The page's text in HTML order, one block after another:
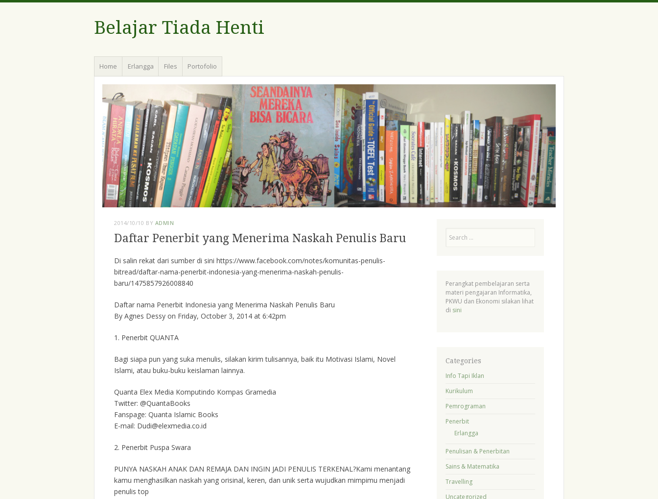
Belajar Tiada Henti
Menu
Skip
to
content
Home Erlangga Files Portofolio
2014/10/10 BY ADMIN
Daftar Penerbit yang Menerima Naskah Penulis Baru
Di salin rekat dari sumber di sini https://www.facebook.com/notes/komunitas-penulis-
bitread/daftar-nama-penerbit-indonesia-yang-menerima-naskah-penulis-
baru/1475857926008840
Daftar nama Penerbit Indonesia yang Menerima Naskah Penulis Baru
By Agnes Dessy on Friday, October 3, 2014 at 6:42pm
1. Penerbit QUANTA
Bagi siapa pun yang suka menulis, silakan kirim tulisannya, baik itu Motivasi Islami, Novel
Islami, atau buku-buku keislaman lainnya.
Quanta Elex Media Komputindo Kompas Gramedia
Twitter: @QuantaBooks
Fanspage: Quanta Islamic Books
E-mail: Dudi@elexmedia.co.id
2. Penerbit Puspa Swara
PUNYA NASKAH ANAK DAN REMAJA DAN INGIN JADI PENULIS TERKENAL?Kami menantang
kamu menghasilkan naskah yang orisinal, keren, dan unik serta wujudkan mimpimu menjadi
penulis top
Perangkat pembelajaran serta
materi pengajaran Informatika,
PKWU dan Ekonomi silakan lihat
di sini
Categories
Info Tapi Iklan
Kurikulum
Pemrograman
Penerbit
Erlangga
Penulisan & Penerbitan
Sains & Matematika
Travelling
Uncategorized